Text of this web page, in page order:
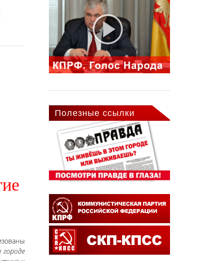
Полезные ссылки